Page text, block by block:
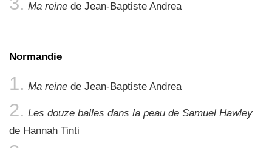
Ma reine de Jean-Baptiste Andrea
Normandie
Ma reine de Jean-Baptiste Andrea
Les douze balles dans la peau de Samuel Hawley
de Hannah Tinti